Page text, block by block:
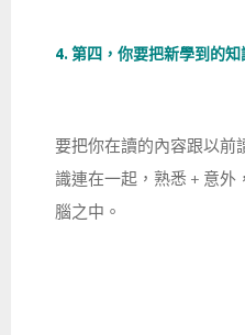
4. 第四，你要把新學到的
要把你在讀的內容跟以前
識連在一起，熟悉 + 意外
腦之中。